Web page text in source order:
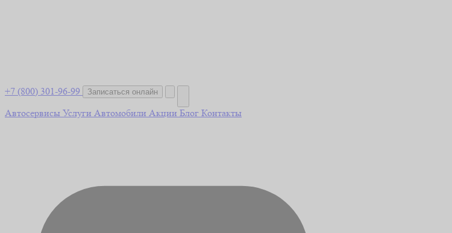
+7 (800) 301-96-99 Записаться онлайн
Автосервисы Услуги Автомобили Акции Блог Контакты